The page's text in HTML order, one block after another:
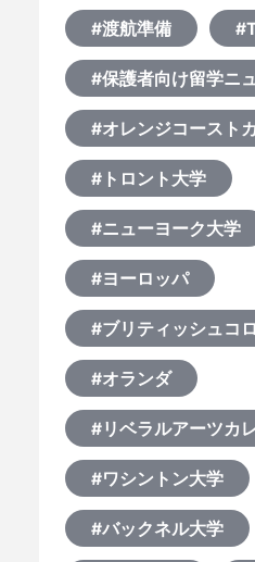
#渡航準備
#保護者向け留学ニ
#オレンジコースト
#トロント大学
#ニューヨーク大学
#ヨーロッパ
#ブリティッシュコ
#オランダ
#リベラルアーツカ
#ワシントン大学
#バックネル大学